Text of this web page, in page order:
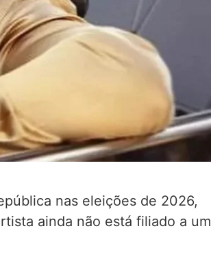
nas eleições de 2026,
ainda não está filiado a um